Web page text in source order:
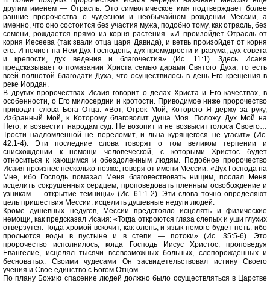
другим именем — Отрасль. Это символическое имя подтверждает более
ранние пророчества о чудесном и необычайном рождении Мессии, а
именно, что оно состоится без участия мужа, подобно тому, как отрасль, без
семени, рождается прямо из корня растения. «И произойдет Отрасль от
корня Иесеева (так звали отца царя Давида), и ветвь произойдет от корня
его. И почиет на Нем Дух Господень, дух премудрости и разума, дух совета
и крепости, дух ведения и благочестия» (Ис. 11:1). Здесь Исаия
предсказывает о помазании Христа семью дарами Святого Духа, то есть
всей полнотой благодати Духа, что осуществилось в день Его крещения в
реке Иордан.
В других пророчествах Исаия говорит о делах Христа и Его качествах, в
особенности, о Его милосердии и кротости. Приводимое ниже пророчество
приводит слова Бога Отца: «Вот, Отрок Мой, Которого Я держу за руку,
Избранный Мой, к Которому благоволит душа Моя. Положу Дух Мой на
Него, и возвестит народам суд. Не возопит и не возвысит голоса Своего…
Трости надломленной не переломит, и льна курящегося не угасит» (Ис.
42:1-4). Эти последние слова говорят о том великом терпении и
снисхождении к немощи человеческой, с которыми Христос будет
относиться к кающимся и обездоленным людям. Подобное пророчество
Исаия произнес несколько позже, говоря от имени Мессии: «Дух Господа на
Мне, ибо Господь помазал Меня благовествовать нищим, послал Меня
исцелить сокрушенных сердцем, проповедовать пленным освобождение и
узникам — открытие темницы» (Ис. 61:1-2). Эти слова точно определяют
цель пришествия Мессии: исцелить душевные недуги людей.
Кроме душевных недугов, Мессии предстояло исцелять и физические
немощи, как предсказал Исаия: «Тогда откроются глаза слепых и уши глухих
отверзутся. Тогда хромой вскочит, как олень, и язык немого будет петь: ибо
прольются воды в пустыне и в степи — потоки» (Ис. 35:5-6). Это
пророчество исполнилось, когда Господь Иисус Христос, проповедуя
Евангелие, исцелял тысячи всевозможных больных, слепорожденных и
бесноватых. Своими чудесами Он засвидетельствовал истину Своего
учения и Свое единство с Богом Отцом.
По плану Божию спасение людей должно было осуществляться в Царстве